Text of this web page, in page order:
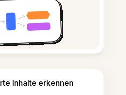
Inhalte erkennen